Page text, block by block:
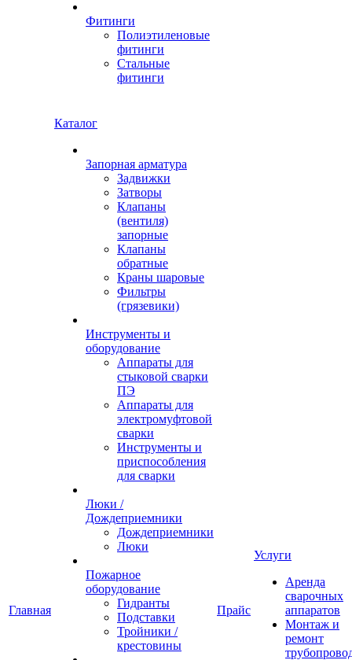
Фитинги
Полиэтиленовые
фитинги
Стальные
фитинги
Главная
Каталог
Запорная арматура
Задвижки
Затворы
Клапаны
(вентиля)
запорные
Клапаны
обратные
Краны шаровые
Фильтры
(грязевики)
Инструменты и
оборудование
Аппараты для
стыковой сварки
ПЭ
Аппараты для
электромуфтовой
сварки
Инструменты и
приспособления
для сварки
Люки /
Дождеприемники
Дождеприемники
Люки
Пожарное
оборудование
Гидранты
Подставки
Тройники /
крестовины
Прайс
Услуги
Аренда
сварочных
аппаратов
Монтаж и
ремонт